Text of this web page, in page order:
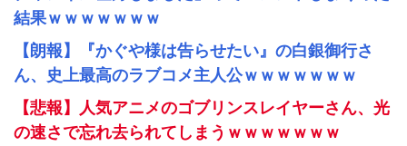
結果ｗｗｗｗｗｗｗ
【朗報】『かぐや様は告らせたい』の白銀御行さ
ん、史上最高のラブコメ主人公ｗｗｗｗｗｗｗ
【悲報】人気アニメのゴブリンスレイヤーさん、光
の速さで忘れ去られてしまうｗｗｗｗｗｗｗ